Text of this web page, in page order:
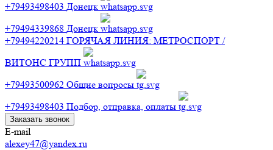
+79493498403 Донецк
+79494339868 Донецк
+79494220214 ГОРЯЧАЯ ЛИНИЯ: МЕТРОСПОРТ /
ВИТОНС ГРУПП
+79493500962 Общие вопросы
+79493498403 Подбор, отправка, оплаты
Заказать звонок
E-mail
alexey47@yandex.ru